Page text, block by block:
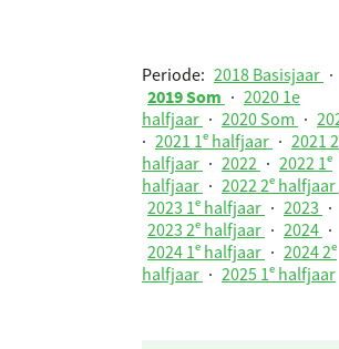
Periode: 2018 Basisjaar ·
2019 Som · 2020 1e
halfjaar · 2020 Som ·
· 2021 1ᵉ halfjaar · 2021
halfjaar · 2022 · 2022 1ᵉ
halfjaar · 2022 2ᵉ halfjaar
2023 1ᵉ halfjaar · 2023 ·
2023 2ᵉ halfjaar · 2024 ·
2024 1ᵉ halfjaar · 2024 2ᵉ
halfjaar · 2025 1ᵉ halfjaar